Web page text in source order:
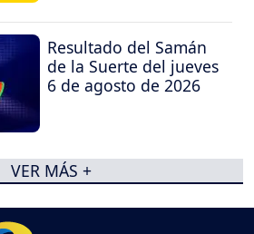
Resultado del Samán
de la Suerte del jueves
6 de agosto de 2026
VER MÁS +